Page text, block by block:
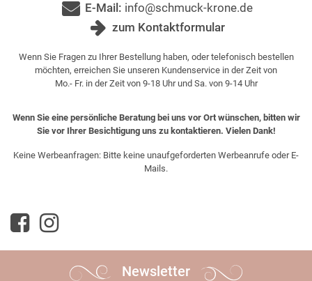
E-Mail: info@schmuck-krone.de
zum Kontaktformular
Wenn Sie Fragen zu Ihrer Bestellung haben, oder telefonisch bestellen
möchten, erreichen Sie unseren Kundenservice in der Zeit von
Mo.- Fr. in der Zeit von 9-18 Uhr und Sa. von 9-14 Uhr
Wenn Sie eine persönliche Beratung bei uns vor Ort wünschen, bitten wir
Sie vor Ihrer Besichtigung uns zu kontaktieren. Vielen Dank!
Keine Werbeanfragen: Bitte keine unaufgeforderten Werbeanrufe oder E-
Mails.
Newsletter